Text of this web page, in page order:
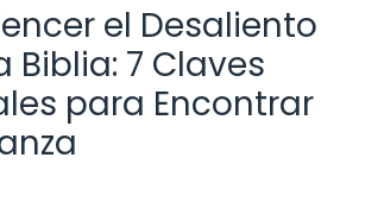
el Desaliento
Biblia: 7 Claves
para Encontrar